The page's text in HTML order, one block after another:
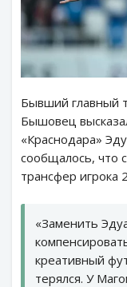
Бывший главный
Бышовец
«Краснодара»
сообщалось, что
трансфер игрока
«Заменить
креативный
терялся. У